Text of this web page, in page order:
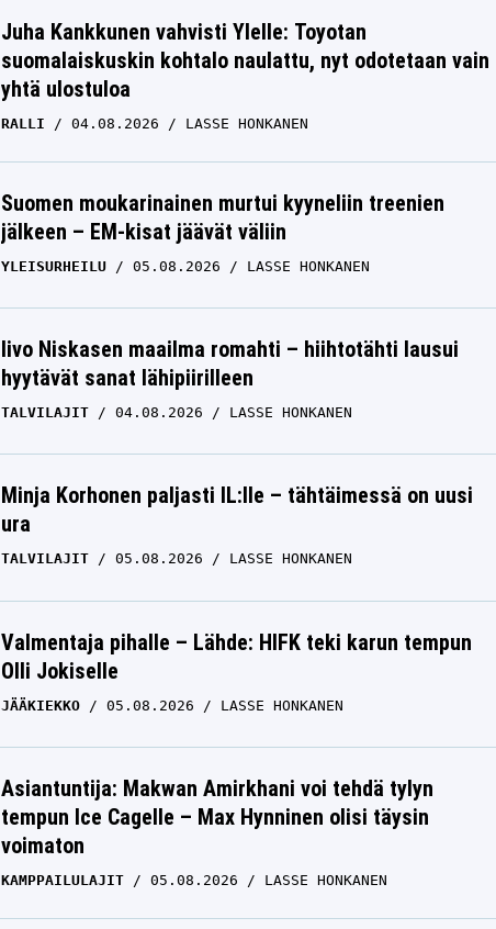
Juha Kankkunen vahvisti Ylelle: Toyotan
suomalaiskuskin kohtalo naulattu, nyt odotetaan vain
yhtä ulostuloa
RALLI 04.08.2026 LASSE HONKANEN
Suomen moukarinainen murtui kyyneliin treenien
jälkeen – EM-kisat jäävät väliin
YLEISURHEILU 05.08.2026 LASSE HONKANEN
Iivo Niskasen maailma romahti – hiihtotähti lausui
hyytävät sanat lähipiirilleen
TALVILAJIT 04.08.2026 LASSE HONKANEN
Minja Korhonen paljasti IL:lle – tähtäimessä on uusi
ura
TALVILAJIT 05.08.2026 LASSE HONKANEN
Valmentaja pihalle – Lähde: HIFK teki karun tempun
Olli Jokiselle
JÄÄKIEKKO 05.08.2026 LASSE HONKANEN
Asiantuntija: Makwan Amirkhani voi tehdä tylyn
tempun Ice Cagelle – Max Hynninen olisi täysin
voimaton
KAMPPAILULAJIT 05.08.2026 LASSE HONKANEN